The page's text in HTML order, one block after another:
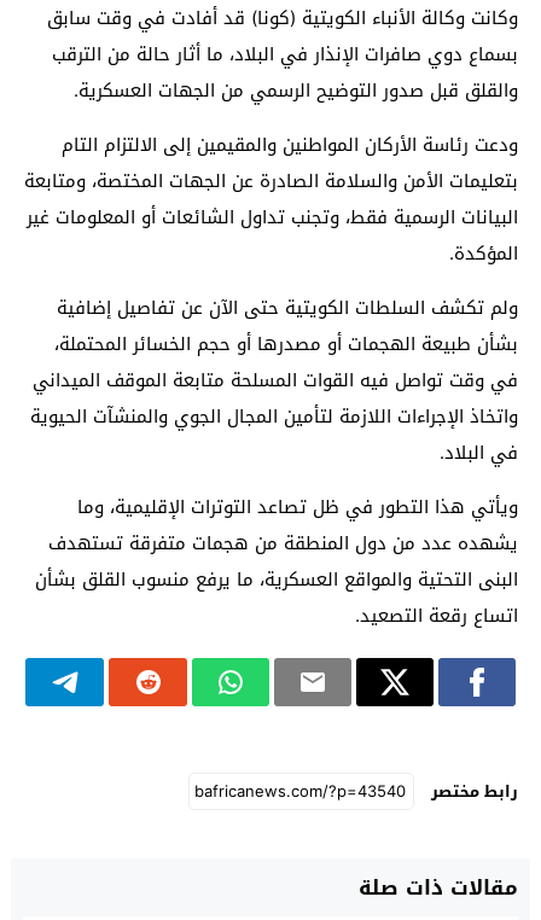
وكانت وكالة الأنباء الكويتية (كونا) قد أفادت في وقت سابق
بسماع دوي صافرات الإنذار في البلاد، ما أثار حالة من الترقب
والقلق قبل صدور التوضيح الرسمي من الجهات العسكرية.
ودعت رئاسة الأركان المواطنين والمقيمين إلى الالتزام التام
بتعليمات الأمن والسلامة الصادرة عن الجهات المختصة، ومتابعة
البيانات الرسمية فقط، وتجنب تداول الشائعات أو المعلومات غير
المؤكدة.
ولم تكشف السلطات الكويتية حتى الآن عن تفاصيل إضافية
بشأن طبيعة الهجمات أو مصدرها أو حجم الخسائر المحتملة،
في وقت تواصل فيه القوات المسلحة متابعة الموقف الميداني
واتخاذ الإجراءات اللازمة لتأمين المجال الجوي والمنشآت الحيوية
في البلاد.
ويأتي هذا التطور في ظل تصاعد التوترات الإقليمية، وما
يشهده عدد من دول المنطقة من هجمات متفرقة تستهدف
البنى التحتية والمواقع العسكرية، ما يرفع منسوب القلق بشأن
اتساع رقعة التصعيد.
رابط مختصر
مقالات ذات صلة